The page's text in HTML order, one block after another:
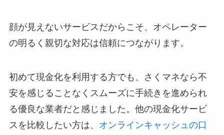
顔が見えないサービスだからこそ、オペレーター
の明るく親切な対応は信頼につながります。
初めて現金化を利用する方でも、さくマネなら不
安を感じることなくスムーズに手続きを進められ
る優良な業者だと感じました。他の現金化サービ
スを比較したい方は、 オンラインキャッシュの口